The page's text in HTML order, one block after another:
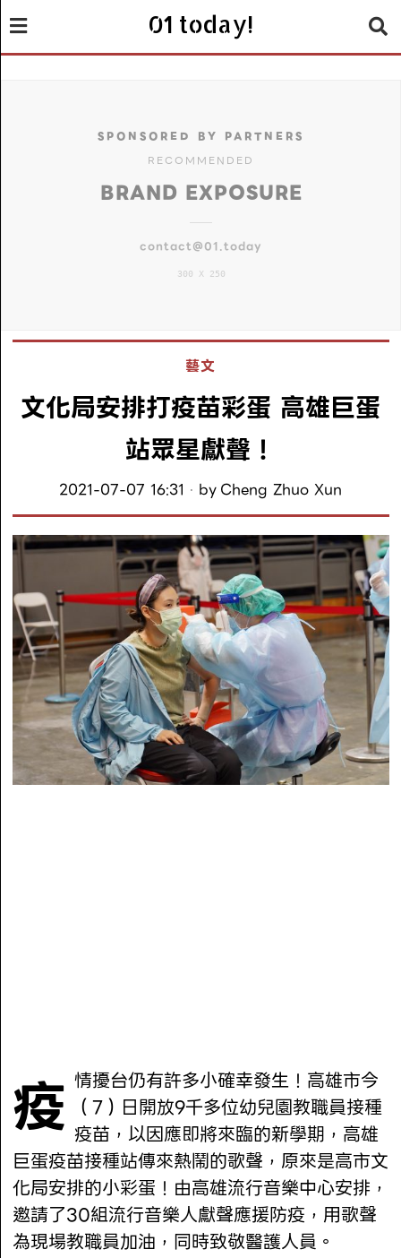
01 today!
SPONSORED BY PARTNERS
RECOMMENDED
BRAND EXPOSURE
contact@01.today
300 X 250
藝文
文化局安排打疫苗彩蛋 高雄巨蛋
站眾星獻聲！
2021-07-07 16:31 by Cheng Zhuo Xun
疫情擾台仍有許多小確幸發生！高雄市今 （7）日開放9千多位幼兒園教職員接種
疫苗，以因應即將來臨的新學期，高雄
巨蛋疫苗接種站傳來熱鬧的歌聲，原來是高市文
化局安排的小彩蛋！由高雄流行音樂中心安排，
邀請了30組流行音樂人獻聲應援防疫，用歌聲
為現場教職員加油，同時致敬醫護人員。